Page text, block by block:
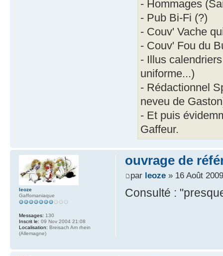
- Hommages
- Pub Bi-Fi (?)
- Couv' Vache
- Couv' Fou du
- Illus
uniforme...)
- Rédactionnel
neveu de
- Et puis
Gaffeur.
ouvrage de
par leoze» 16 Août
Consulté :
leoze
Gaffomaniaque
Messages: 130
Inscrit le: 09 Nov 2004 21:08
Localisation: Breisach Am rhein
(Allemagne)